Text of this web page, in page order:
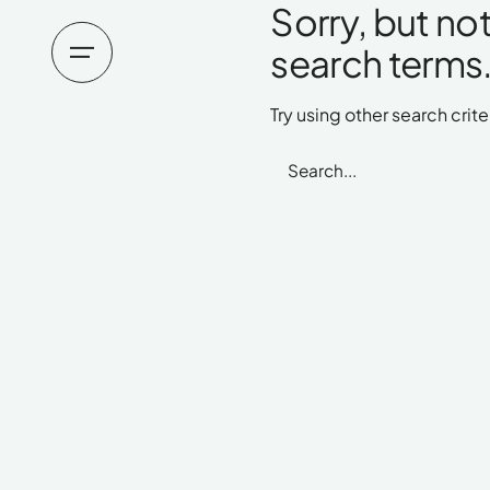
Sorry, but
search
Try using other search